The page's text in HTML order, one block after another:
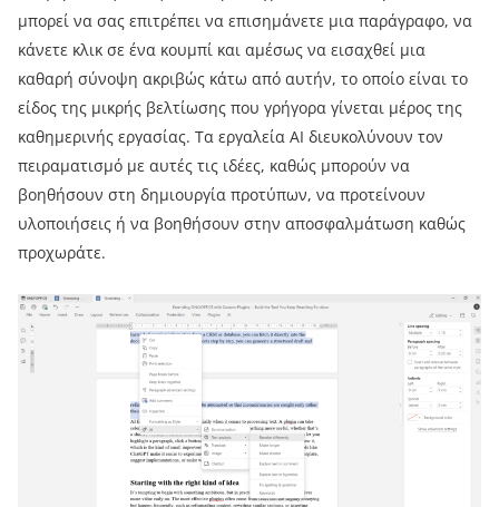
μπορεί να σας επιτρέπει να επισημάνετε μια παράγραφο, να
κάνετε κλικ σε ένα κουμπί και αμέσως να εισαχθεί μια
καθαρή σύνοψη ακριβώς κάτω από αυτήν, το οποίο είναι το
είδος της μικρής βελτίωσης που γρήγορα γίνεται μέρος της
καθημερινής εργασίας. Τα εργαλεία AI διευκολύνουν τον
πειραματισμό με αυτές τις ιδέες, καθώς μπορούν να
βοηθήσουν στη δημιουργία προτύπων, να προτείνουν
υλοποιήσεις ή να βοηθήσουν στην αποσφαλμάτωση καθώς
προχωράτε.